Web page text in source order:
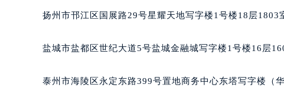
无锡市梁溪区人民中路139号恒隆广场写
苏州市苏州工业园区星港街199号苏州中
南宁市青秀区金湖路59号地王大厦12楼
扬州市邗江区国展路29号星耀天地写字楼1号楼18层1803
盐城市盐都区世纪大道5号盐城金融城写字楼1号楼16层
泰州市海陵区永定东路399号置地商务中心东塔写字楼（